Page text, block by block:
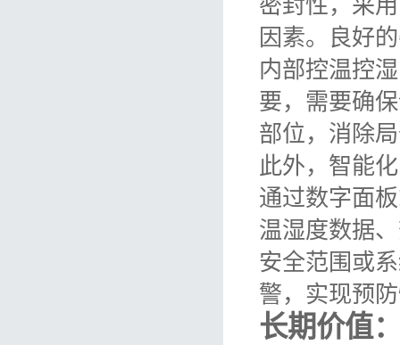
密封性，采
因素。良好
内部控温控
要，需要确
部位，消除
此外，智能
通过数字面
温湿度数据
安全范围或
警，实现预
长期价值